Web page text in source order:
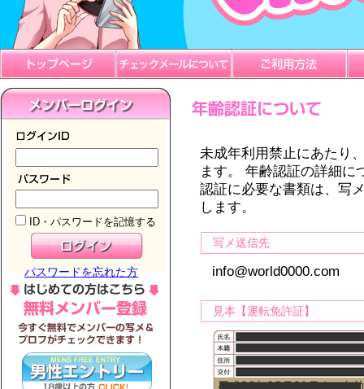
ID・パスワードを記憶する
パスワードを忘れた方
未成年利用禁止にあたり
ます。 年齢認証の詳細に
認証に必要な書類は、写
します。
写メ送信先
info@world0000.com
見本【運転免許証】